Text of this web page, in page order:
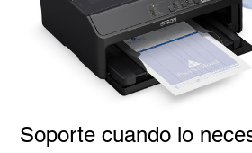
Soporte cuando lo